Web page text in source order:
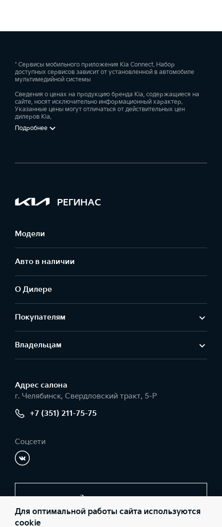
* Сервисы мобильного приложения Kia Connect. Набор
доступных сервисов зависит от установленной в автомобиле
мультимедийной системы
Сведения о ценах на продукцию бренда Kia, содержащиеся на
сайте, носят исключительно информационный характер.
Указанные цены могут отличаться от действительных цен
дилеров Kia.
Подробнее
РЕГИНАС
Модели
Авто в наличии
О Дилере
Покупателям
Владельцам
Адрес салонa
г. Челябинск, Свердловский тракт, 5-Р
+7 (351) 211-75-75
Соцсети
Заказать звонок
Для оптимальной работы сайта используются
cookie